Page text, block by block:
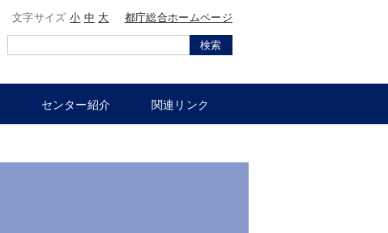
文字サイズ小 中 大 都庁総合ホームページ
検索
センター紹介 関連リンク